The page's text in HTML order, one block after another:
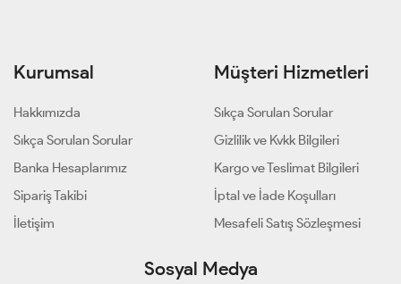
Kurumsal
Hakkımızda
Sıkça Sorulan Sorular
Banka Hesaplarımız
Sipariş Takibi
İletişim
Müşteri Hizmetleri
Sıkça Sorulan Sorular
Gizlilik ve Kvkk Bilgileri
Kargo ve Teslimat Bilgileri
İptal ve İade Koşulları
Mesafeli Satış Sözleşmesi
Sosyal Medya